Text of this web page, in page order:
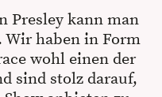
Presley kann man
Wir haben in Form
wohl einen der
sind stolz darauf,